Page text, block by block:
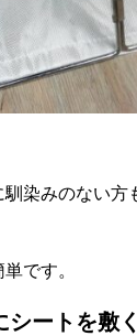
染みのない方
です。
シートを敷